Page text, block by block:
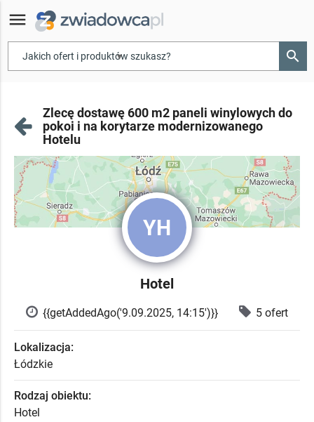
menu
▾ search
Zlecę dostawę 600 m2 paneli winylowych do
pokoi i na korytarze modernizowanego
Hotelu
YH
Hotel
{{getAddedAgo('9.09.2025, 14:15')}} 5 ofert
Lokalizacja:
Łódzkie
Rodzaj obiektu:
Hotel